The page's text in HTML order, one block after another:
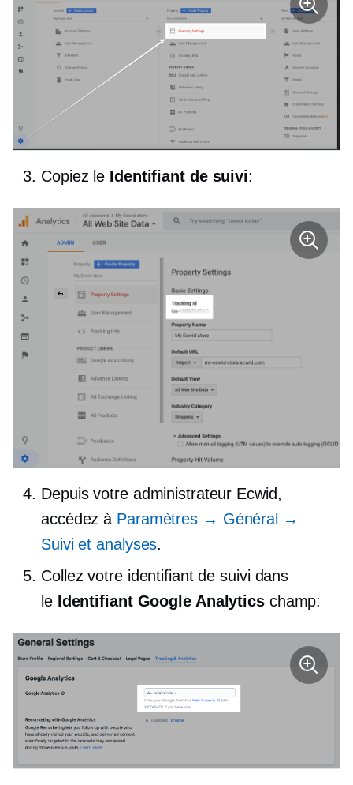
Copiez le Identifiant de suivi:
Depuis votre administrateur Ecwid,
accédez à Paramètres → Général →
Suivi et analyses.
Collez votre identifiant de suivi dans
le Identifiant Google Analyticschamp: